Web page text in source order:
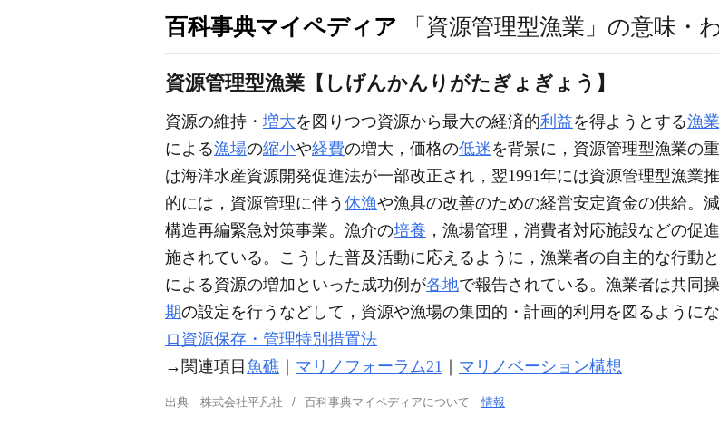
百科事典マイペディア 「資源管理型漁業」の意味・
資源管理型漁業【しげんかんりがたぎょぎょう】
資源の維持・ 増大を図りつつ資源から最大の経済的利益を得ようとする漁業
による漁場の縮小や経費の増大，価格の低迷 を背景に，資源管理型漁業の
は海洋水産資源開発促進法が一部改正され，翌1991年には資源管理型漁業
的には，資源管理に伴う 休漁や漁具の改善のための経営安定資金の供給。
構造再編緊急対策事業。漁介の培養 ，漁場管理，消費者対応施設などの促
施されている。こうした普及活動に応えるように，漁業者の自主的な行動と
による資源の増加といった成功例が各地で報告されている。漁業者は共同
期の設定を行うなどして，資源や漁場の集団的・計画的利用を図るように
ロ資源保存・管理特別措置法
→関連項目魚礁 ｜ マリノフォーラム21 ｜ マリノベーション構想
出典 株式会社平凡社 百科事典マイペディアについて情報